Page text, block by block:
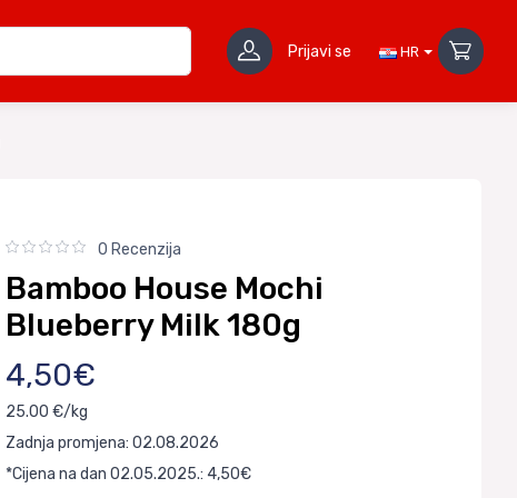
Prijavi se HR
0 Recenzija
Bamboo House Mochi
Blueberry Milk 180g
4,50€
25.00 €/kg
Zadnja promjena: 02.08.2026
*Cijena na dan 02.05.2025.: 4,50€